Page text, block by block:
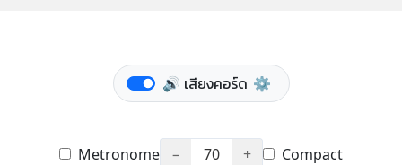
🔊 เสียงคอร์ด ⚙️
Metronome − 70 + Compact